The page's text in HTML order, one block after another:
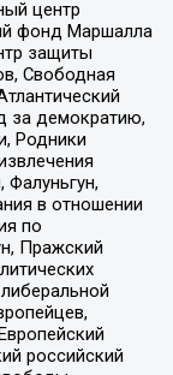
центр
фонд Маршалла
защиты
Свободная
за демократию,
Родники
в отношении
по
Пражский
российский